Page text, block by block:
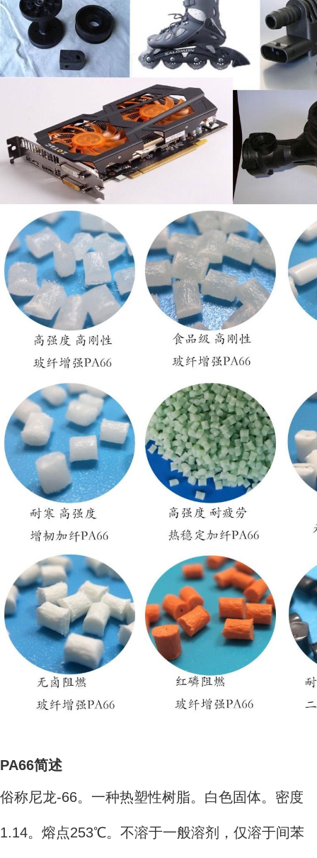
PA66简述
俗称尼龙-66。一种热塑性树脂。白色固体。密度
1.14。熔点253℃。不溶于一般溶剂，仅溶于间苯